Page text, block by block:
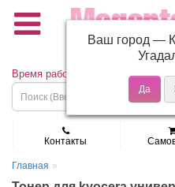
(495) 150-
Время работы: Пн - Пт 9:30 -
Контакты
Главная
Ваш город —